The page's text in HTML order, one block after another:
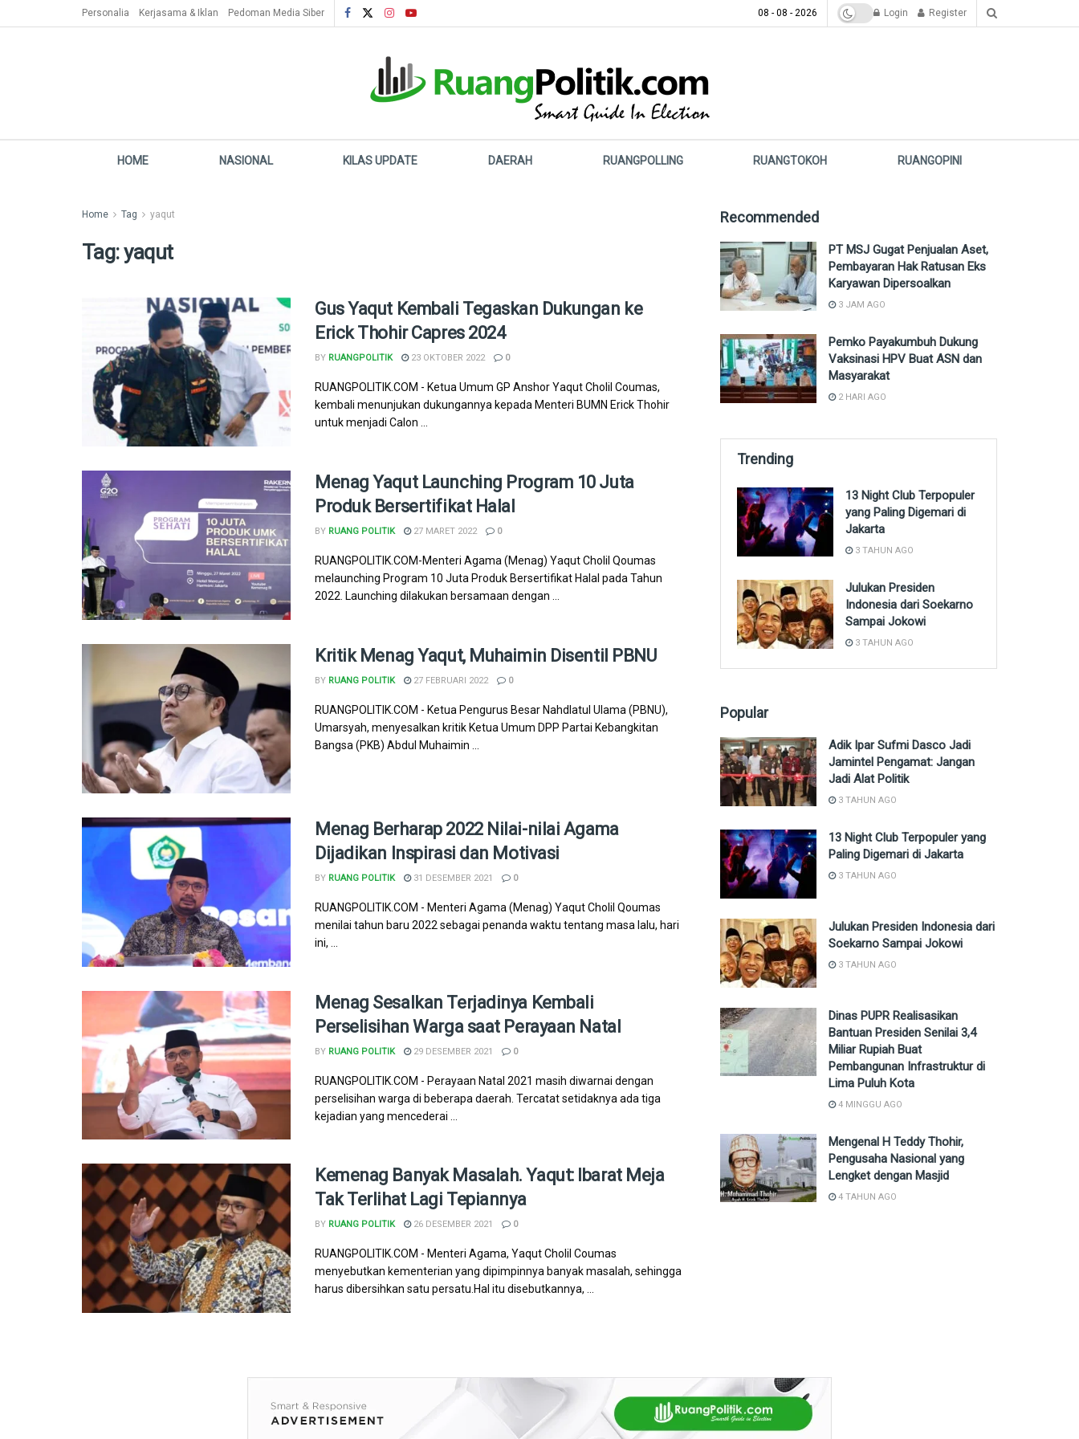
Personalia Kerjasama & Iklan Pedoman Media Siber 08 - 08 - 2026 Login Register
HOME NASIONAL KILAS UPDATE DAERAH RUANGPOLLING RUANGTOKOH RUANGOPINI
Home Tag yaqut
Tag:yaqut
Gus Yaqut Kembali Tegaskan Dukungan ke
Erick Thohir Capres 2024
BY RUANGPOLITIK 23 OKTOBER 2022 0
RUANGPOLITIK.COM - Ketua Umum GP Anshor Yaqut Cholil Coumas,
kembali menunjukan dukungannya kepada Menteri BUMN Erick Thohir
untuk menjadi Calon ...
Menag Yaqut Launching Program 10 Juta
Produk Bersertifikat Halal
BY RUANG POLITIK 27 MARET 2022 0
RUANGPOLITIK.COM-Menteri Agama (Menag) Yaqut Cholil Qoumas
melaunching Program 10 Juta Produk Bersertifikat Halal pada Tahun
2022. Launching dilakukan bersamaan dengan ...
Kritik Menag Yaqut, Muhaimin Disentil PBNU
BY RUANG POLITIK 27 FEBRUARI 2022 0
RUANGPOLITIK.COM - Ketua Pengurus Besar Nahdlatul Ulama (PBNU),
Umarsyah, menyesalkan kritik Ketua Umum DPP Partai Kebangkitan
Bangsa (PKB) Abdul Muhaimin ...
Menag Berharap 2022 Nilai-nilai Agama
Dijadikan Inspirasi dan Motivasi
BY RUANG POLITIK 31 DESEMBER 2021 0
RUANGPOLITIK.COM - Menteri Agama (Menag) Yaqut Cholil Qoumas
menilai tahun baru 2022 sebagai penanda waktu tentang masa lalu, hari
ini, ...
Menag Sesalkan Terjadinya Kembali
Perselisihan Warga saat Perayaan Natal
BY RUANG POLITIK 29 DESEMBER 2021 0
RUANGPOLITIK.COM - Perayaan Natal 2021 masih diwarnai dengan
perselisihan warga di beberapa daerah. Tercatat setidaknya ada tiga
kejadian yang mencederai ...
Kemenag Banyak Masalah. Yaqut: Ibarat Meja
Tak Terlihat Lagi Tepiannya
BY RUANG POLITIK 26 DESEMBER 2021 0
RUANGPOLITIK.COM - Menteri Agama, Yaqut Cholil Coumas
menyebutkan kementerian yang dipimpinnya banyak masalah, sehingga
harus dibersihkan satu persatu.Hal itu disebutkannya, ...
Recommended
PT MSJ Gugat Penjualan Aset,
Pembayaran Hak Ratusan Eks
Karyawan Dipersoalkan
3 JAM AGO
Pemko Payakumbuh Dukung
Vaksinasi HPV Buat ASN dan
Masyarakat
2 HARI AGO
Trending
13 Night Club Terpopuler
yang Paling Digemari di
Jakarta
3 TAHUN AGO
Julukan Presiden
Indonesia dari Soekarno
Sampai Jokowi
3 TAHUN AGO
Popular
Adik Ipar Sufmi Dasco Jadi
Jamintel Pengamat: Jangan
Jadi Alat Politik
3 TAHUN AGO
13 Night Club Terpopuler yang
Paling Digemari di Jakarta
3 TAHUN AGO
Julukan Presiden Indonesia dari
Soekarno Sampai Jokowi
3 TAHUN AGO
Dinas PUPR Realisasikan
Bantuan Presiden Senilai 3,4
Miliar Rupiah Buat
Pembangunan Infrastruktur di
Lima Puluh Kota
4 MINGGU AGO
Mengenal H Teddy Thohir,
Pengusaha Nasional yang
Lengket dengan Masjid
4 TAHUN AGO